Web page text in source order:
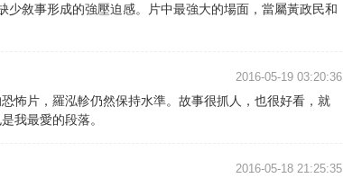
敘事形成的強壓迫感。片中最強大的場面，當屬黃政民和
2016-05-19 03:20:36
怖片，羅泓軫仍然保持水準。故事很抓人，也很好看，就
我最愛的段落。
2016-05-18 21:25:35